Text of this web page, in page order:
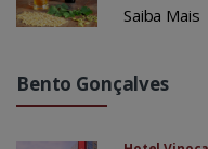
Saiba Mais
Bento Gonçalves